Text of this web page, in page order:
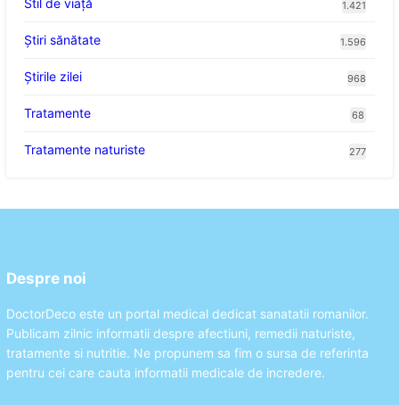
Stil de viaţă 1.421
Ştiri sănătate 1.596
Știrile zilei 968
Tratamente 68
Tratamente naturiste 277
Despre noi
DoctorDeco este un portal medical dedicat sanatatii romanilor.
Publicam zilnic informatii despre afectiuni, remedii naturiste,
tratamente si nutritie. Ne propunem sa fim o sursa de referinta
pentru cei care cauta informatii medicale de incredere.